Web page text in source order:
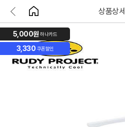
상품상세
5,000원 하나카드
3,330 쿠폰할인